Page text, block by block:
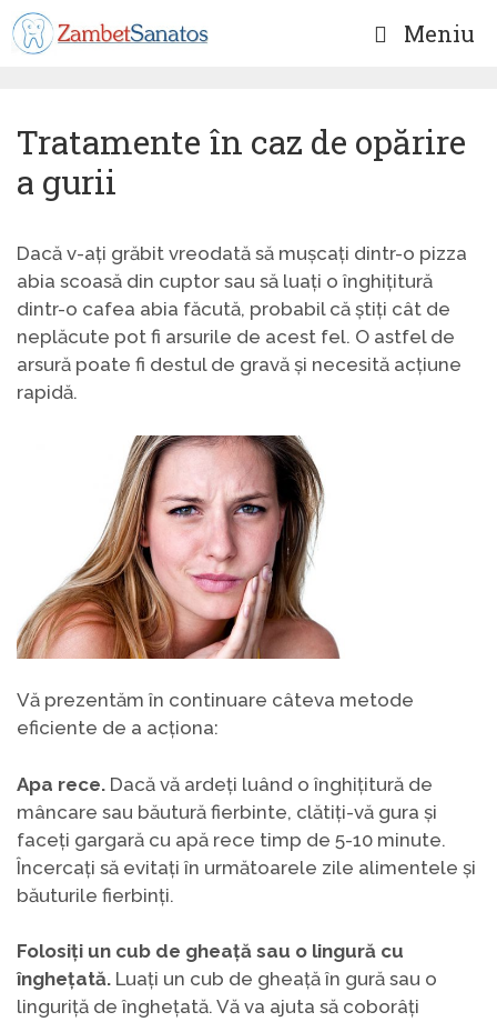
Sari
la
Meniu
Tratamente în caz de opărire
a gurii
Dacă v-ați grăbit vreodată să mușcați dintr-o pizza
abia scoasă din cuptor sau să luați o înghițitură
dintr-o cafea abia făcută, probabil că știți cât de
neplăcute pot fi arsurile de acest fel. O astfel de
arsură poate fi destul de gravă și necesită acțiune
rapidă.
Vă prezentăm în continuare câteva metode
eficiente de a acționa:
Apa rece. Dacă vă ardeți luând o înghițitură de
mâncare sau băutură fierbinte, clătiți-vă gura și
faceți gargară cu apă rece timp de 5-10 minute.
Încercați să evitați în următoarele zile alimentele și
băuturile fierbinți.
Folosiți un cub de gheață sau o lingură cu
înghețată. Luați un cub de gheață în gură sau o
linguriță de înghețată. Vă va ajuta să coborâți